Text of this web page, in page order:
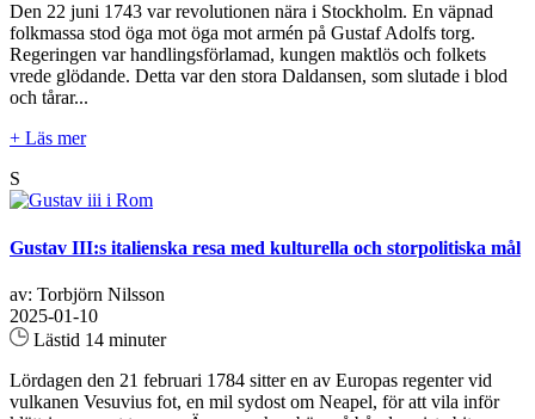
Den 22 juni 1743 var revolutionen nära i Stockholm. En väpnad
folkmassa stod öga mot öga mot armén på Gustaf Adolfs torg.
Regeringen var handlingsförlamad, kungen maktlös och folkets
vrede glödande. Detta var den stora Daldansen, som slutade i blod
och tårar...
+ Läs mer
S
Gustav III:s italienska resa med kulturella och storpolitiska mål
av: Torbjörn Nilsson
2025-01-10
Lästid 14 minuter
Lördagen den 21 februari 1784 sitter en av Europas regenter vid
vulkanen Vesuvius fot, en mil sydost om Neapel, för att vila inför